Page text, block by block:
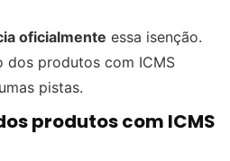
oficialmente essa isenção.
dos produtos com ICMS
pistas.
produtos com ICMS